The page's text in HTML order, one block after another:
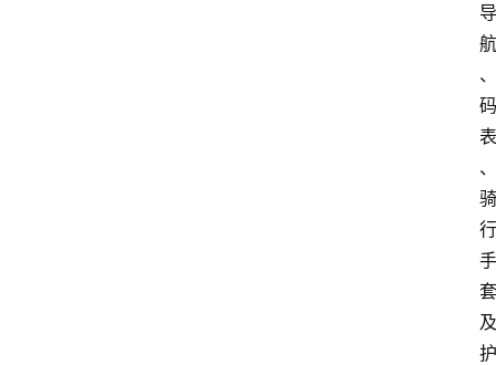
导
航
、
码
表
、
骑
行
手
套
及
护